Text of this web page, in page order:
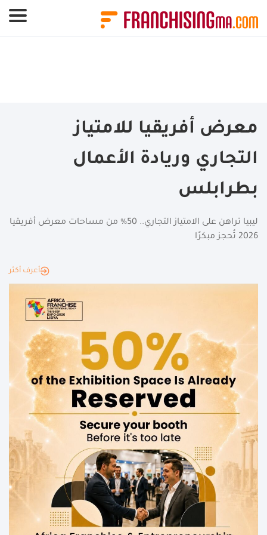
معرض أفريقيا للامتياز
التجاري وريادة الأعمال
بطرابلس
ليبيا تراهن على الامتياز التجاري.. 50% من مساحات معرض أفريقيا
2026 تُحجز مبكرًا
أعرف أكثر
لوحة إدارة ملفات تعريف الارتباط